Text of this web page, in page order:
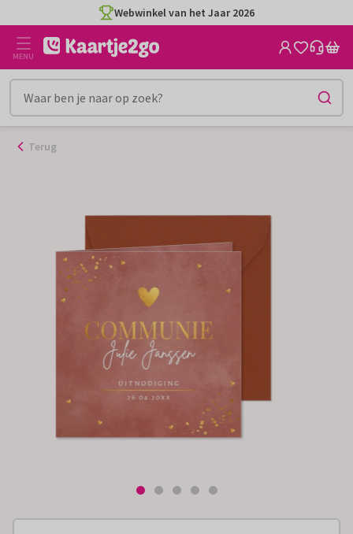
naar
inhoud
Webwinkel van het Jaar 2026
MENU
Terug